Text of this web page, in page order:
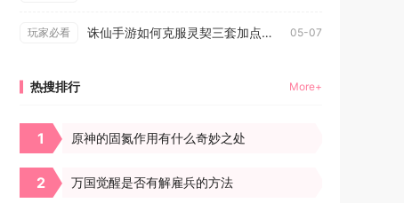
玩家必看 诛仙手游如何克服灵契三套加点方案的局限性 05-07
热搜排行 More+
1 原神的固氮作用有什么奇妙之处
2 万国觉醒是否有解雇兵的方法